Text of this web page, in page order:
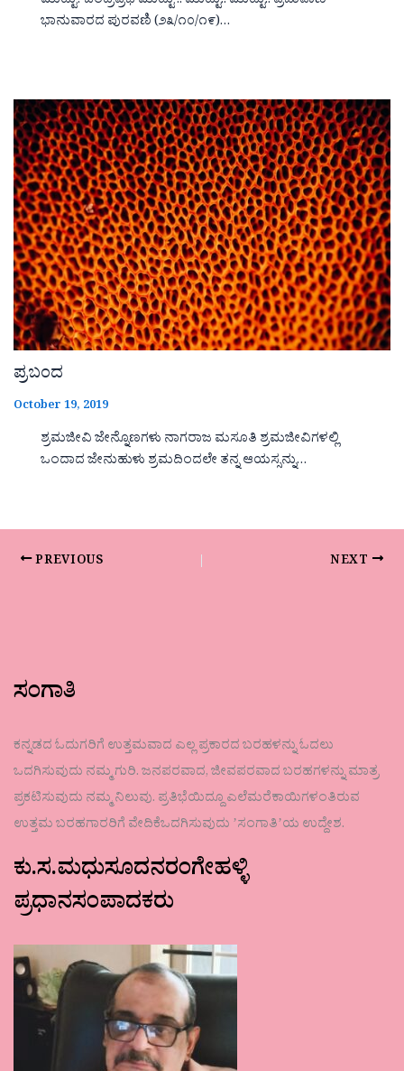
ಭಾನುವಾರದ ಪುರವಣಿ (೨೩/೧೦/೧೯)…
ಪ್ರಬಂದ
October 19, 2019
ಶ್ರಮಜೀವಿ ಜೇನ್ನೊಣಗಳು ನಾಗರಾಜ ಮಸೂತಿ ಶ್ರಮಜೀವಿಗಳಲ್ಲಿ
ಒಂದಾದ ಜೇನುಹುಳು ಶ್ರಮದಿಂದಲೇ ತನ್ನ ಆಯಸ್ಸನ್ನು…
PREVIOUS NEXT
ಸಂಗಾತಿ
ಕನ್ನಡದ ಓದುಗರಿಗೆ ಉತ್ತಮವಾದ ಎಲ್ಲ ಪ್ರಕಾರದ ಬರಹಳನ್ನು ಓದಲು
ಒದಗಿಸುವುದು ನಮ್ಮ ಗುರಿ. ಜನಪರವಾದ, ಜೀವಪರವಾದ ಬರಹಗಳನ್ನು ಮಾತ್ರ
ಪ್ರಕಟಿಸುವುದು ನಮ್ಮ ನಿಲುವು. ಪ್ರತಿಭೆಯಿದ್ದೂ ಎಲೆಮರೆಕಾಯಿಗಳಂತಿರುವ
ಉತ್ತಮ ಬರಹಗಾರರಿಗೆ ವೇದಿಕೆಒದಗಿಸುವುದು ʼಸಂಗಾತಿʼಯ ಉದ್ದೇಶ.
ಕು.ಸ.ಮಧುಸೂದನರಂಗೇಹಳ್ಳಿ
ಪ್ರಧಾನಸಂಪಾದಕರು